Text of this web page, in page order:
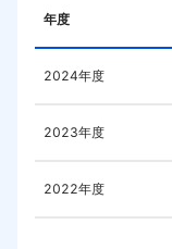
年度
2024年度
2023年度
2022年度